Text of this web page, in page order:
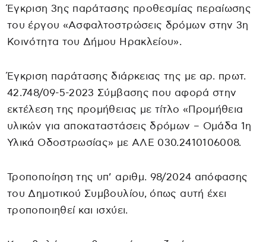
Έγκριση 3ης παράτασης προθεσμίας περαίωσης
του έργου «Ασφαλτοστρώσεις δρόμων στην 3η
Κοινότητα του Δήμου Ηρακλείου».
Έγκριση παράτασης διάρκειας της με αρ. πρωτ.
42.748/09-5-2023 Σύμβασης που αφορά στην
εκτέλεση της προμήθειας με τίτλο «Προμήθεια
υλικών για αποκαταστάσεις δρόμων – Ομάδα 1η
Υλικά Οδοστρωσίας» με ΑΛΕ 030.2410106008.
Τροποποίηση της υπ’ αριθμ. 98/2024 απόφασης
του Δημοτικού Συμβουλίου, όπως αυτή έχει
τροποποιηθεί και ισχύει.